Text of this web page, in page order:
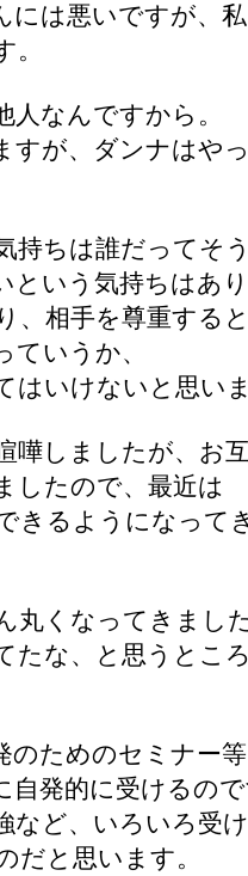
には悪いですが、
なんですから。
すが、ダンナはや
持ちは誰だってそ
という気持ちはあ
、相手を尊重する
いうか、
はいけないと思い
嘩しましたが、お
したので、最近は
きるようになって
丸くなってきまし
たな、と思うとこ
のためのセミナー
自発的に受けるの
など、いろいろ受
だと思います。